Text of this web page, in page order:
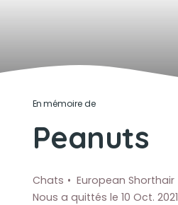
En mémoire de
Peanuts
Chats European Shorthair
Nous a quittés le 10 Oct. 2021